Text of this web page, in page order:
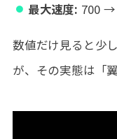
最大速度: 700 →
数値だけ見ると少
が、その実態は「